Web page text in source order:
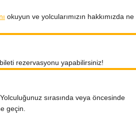
okuyun ve yolcularımızın hakkımızda ne
rezervasyonu yapabilirsiniz!
sırasında veya öncesinde
geçin.